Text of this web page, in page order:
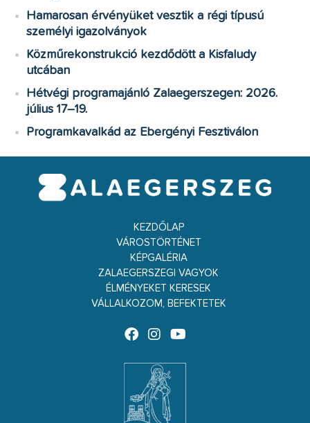
Hamarosan érvényüket vesztik a régi típusú
személyi igazolványok
Közműrekonstrukció kezdődött a Kisfaludy
utcában
Hétvégi programajánló Zalaegerszegen: 2026.
július 17–19.
Programkavalkád az Ebergényi Fesztiválon
KEZDŐLAP
VÁROSTÖRTÉNET
KÉPGALÉRIA
ZALAEGERSZEGI VAGYOK
ÉLMÉNYEKET KERESEK
VÁLLALKOZOM, BEFEKTETEK